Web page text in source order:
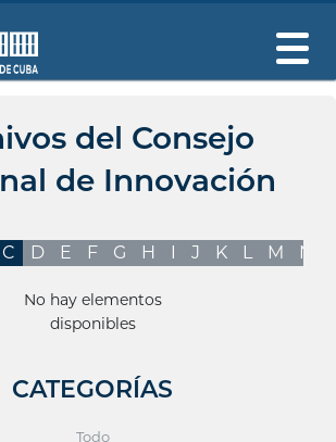
del Consejo
de Innovación
C D E F G H I J K L M N
No hay elementos
disponibles
CATEGORÍAS
Todo